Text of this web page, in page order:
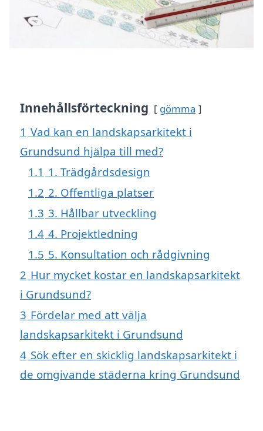
Innehållsförteckning gömma
1 Vad kan en landskapsarkitekt i
Grundsund hjälpa till med?
1.1 1. Trädgårdsdesign
1.2 2. Offentliga platser
1.3 3. Hållbar utveckling
1.4 4. Projektledning
1.5 5. Konsultation och rådgivning
2 Hur mycket kostar en landskapsarkitekt
i Grundsund?
3 Fördelar med att välja
landskapsarkitekt i Grundsund
4 Sök efter en skicklig landskapsarkitekt i
de omgivande städerna kring Grundsund